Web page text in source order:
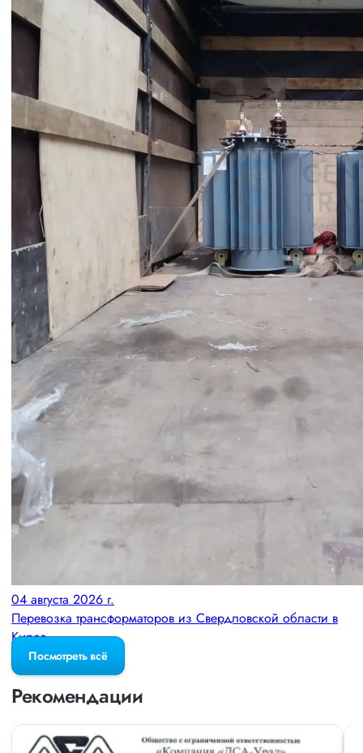
04 августа 2026 г.
Перевозка трансформаторов из Свердловской области в
Киров
Посмотреть всё
Рекомендации